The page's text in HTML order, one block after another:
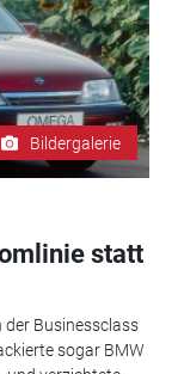
Bildergalerie
statt
Businessclass
sogar BMW